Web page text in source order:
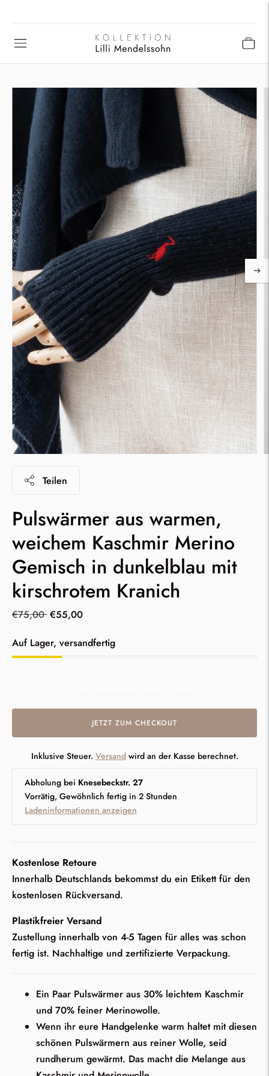
Teilen
Pulswärmer aus warmen,
weichem Kaschmir Merino
Gemisch in dunkelblau mit
kirschrotem Kranich
€75,00regulärer
€55,00
Lagerbestand
Auf Lager, versandfertig
JETZT ZUM CHECKOUT
Inklusive Steuer. Versandwird an der Kasse berechnet.
Abholung bei Knesebeckstr. 27
Vorrätig, Gewöhnlich fertig in 2 Stunden
Ladeninformationen anzeigen
Kostenlose Retoure
Innerhalb Deutschlands bekommst du ein Etikett für den
kostenlosen Rückversand.
Plastikfreier Versand
Zustellung innerhalb von 4-5 Tagen für alles was schon
fertig ist. Nachhaltige und zertifizierte Verpackung.
Ein Paar Pulswärmer aus 30% leichtem Kaschmir
und 70% feiner Merinowolle.
Wenn ihr eure Handgelenke warm haltet mit diesen
schönen Pulswärmern aus reiner Wolle, seid
rundherum gewärmt. Das macht die Melange aus